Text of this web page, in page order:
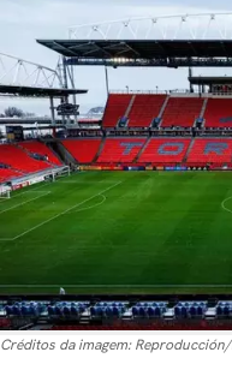
Créditos da imagem: